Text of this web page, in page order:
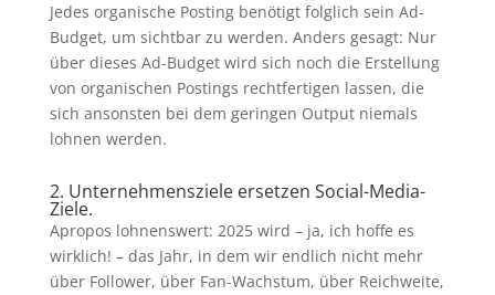
Jedes organische Posting benötigt folglich sein Ad-
Budget, um sichtbar zu werden. Anders gesagt: Nur
über dieses Ad-Budget wird sich noch die Erstellung
von organischen Postings rechtfertigen lassen, die
sich ansonsten bei dem geringen Output niemals
lohnen werden.
2. Unternehmensziele ersetzen Social-Media-
Ziele.
Apropos lohnenswert: 2025 wird – ja, ich hoffe es
wirklich! – das Jahr, in dem wir endlich nicht mehr
über Follower, über Fan-Wachstum, über Reichweite,